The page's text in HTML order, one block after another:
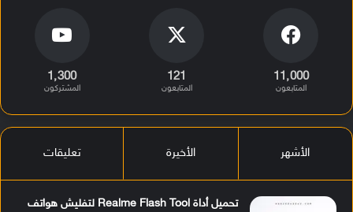
11٬000
المتابعون
121
المتابعون
1٬300
المشتركون
الأشهر الأخيرة تعليقات
تحميل أداة Realme Flash Tool لتفليش هواتف